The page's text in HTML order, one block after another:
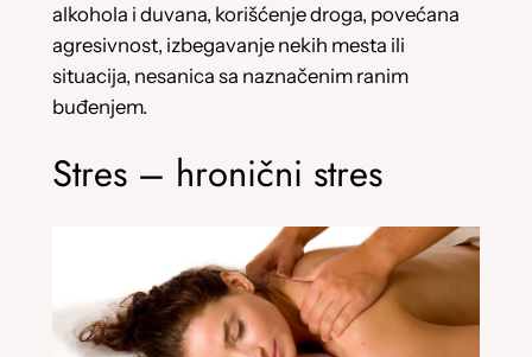
alkohola i duvana, korišćenje droga, povećana
agresivnost, izbegavanje nekih mesta ili
situacija, nesanica sa naznačenim ranim
buđenjem.
Stres – hronični stres